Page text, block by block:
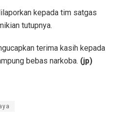
kepada tim satgas
tutupnya.
terima kasih kepada
bebas narkoba. (jp)